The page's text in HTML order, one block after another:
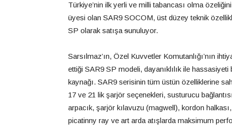
Türkiye’nin ilk yerli ve milli tabancası olma
üyesi olan SAR9 SOCOM, üst düzey teknik
SP olarak satışa sunuluyor.
Sarsılmaz’ın, Özel Kuvvetler Komutanlığı’nın
ettiği SAR9 SP modeli, dayanıklılık ile
kaynağı. SAR9 serisinin tüm üstün özelliklerine
17 ve 21 lik şarjör seçenekleri, susturucu
arpacık, şarjör kılavuzu (magwell), kordon
picatinny ray ve art arda atışlarda maksimum